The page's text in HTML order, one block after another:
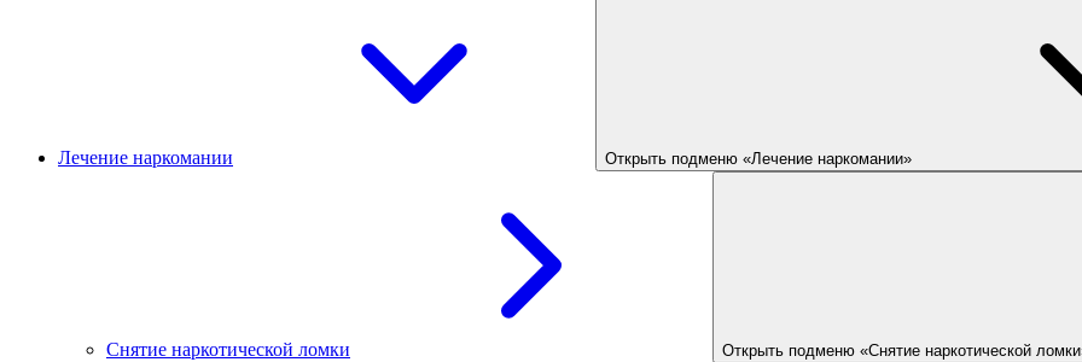
Лечение наркомании Открыть подменю «Лечение наркомании»
Снятие наркотической ломки Открыть подменю «Снятие наркотической